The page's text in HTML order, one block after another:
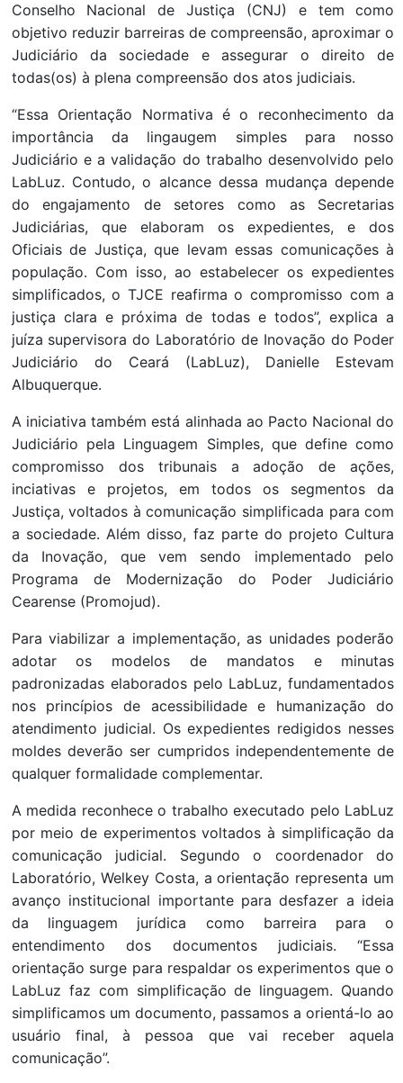
Conselho Nacional de Justiça (CNJ) e tem como
objetivo reduzir barreiras de compreensão, aproximar o
Judiciário da sociedade e assegurar o direito de
todas(os) à plena compreensão dos atos judiciais.
“Essa Orientação Normativa é o reconhecimento da
importância da lingaugem simples para nosso
Judiciário e a validação do trabalho desenvolvido pelo
LabLuz. Contudo, o alcance dessa mudança depende
do engajamento de setores como as Secretarias
Judiciárias, que elaboram os expedientes, e dos
Oficiais de Justiça, que levam essas comunicações à
população. Com isso, ao estabelecer os expedientes
simplificados, o TJCE reafirma o compromisso com a
justiça clara e próxima de todas e todos”, explica a
juíza supervisora do Laboratório de Inovação do Poder
Judiciário do Ceará (LabLuz), Danielle Estevam
Albuquerque.
A iniciativa também está alinhada ao Pacto Nacional do
Judiciário pela Linguagem Simples, que define como
compromisso dos tribunais a adoção de ações,
inciativas e projetos, em todos os segmentos da
Justiça, voltados à comunicação simplificada para com
a sociedade. Além disso, faz parte do projeto Cultura
da Inovação, que vem sendo implementado pelo
Programa de Modernização do Poder Judiciário
Cearense (Promojud).
Para viabilizar a implementação, as unidades poderão
adotar os modelos de mandatos e minutas
padronizadas elaborados pelo LabLuz, fundamentados
nos princípios de acessibilidade e humanização do
atendimento judicial. Os expedientes redigidos nesses
moldes deverão ser cumpridos independentemente de
qualquer formalidade complementar.
A medida reconhece o trabalho executado pelo LabLuz
por meio de experimentos voltados à simplificação da
comunicação judicial. Segundo o coordenador do
Laboratório, Welkey Costa, a orientação representa um
avanço institucional importante para desfazer a ideia
da linguagem jurídica como barreira para o
entendimento dos documentos judiciais. “Essa
orientação surge para respaldar os experimentos que o
LabLuz faz com simplificação de linguagem. Quando
simplificamos um documento, passamos a orientá-lo ao
usuário final, à pessoa que vai receber aquela
comunicação”.